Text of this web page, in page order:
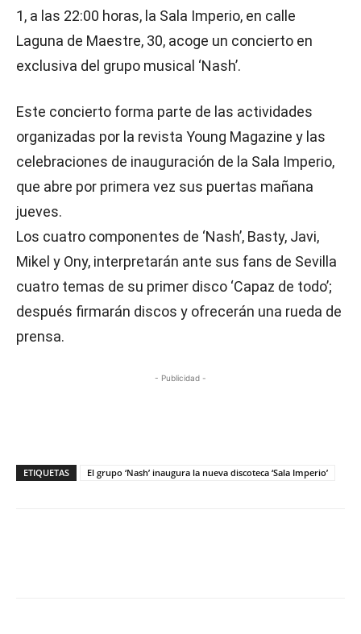
1, a las 22:00 horas, la Sala Imperio, en calle
Laguna de Maestre, 30, acoge un concierto en
exclusiva del grupo musical ‘Nash’.
Este concierto forma parte de las actividades
organizadas por la revista Young Magazine y las
celebraciones de inauguración de la Sala Imperio,
que abre por primera vez sus puertas mañana
jueves.
Los cuatro componentes de ‘Nash’, Basty, Javi,
Mikel y Ony, interpretarán ante sus fans de Sevilla
cuatro temas de su primer disco ‘Capaz de todo’;
después firmarán discos y ofrecerán una rueda de
prensa.
- Publicidad -
ETIQUETAS El grupo ‘Nash’ inaugura la nueva discoteca ‘Sala Imperio’